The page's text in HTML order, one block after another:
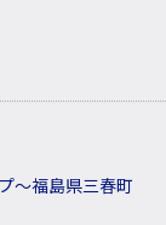
～福島県三春町